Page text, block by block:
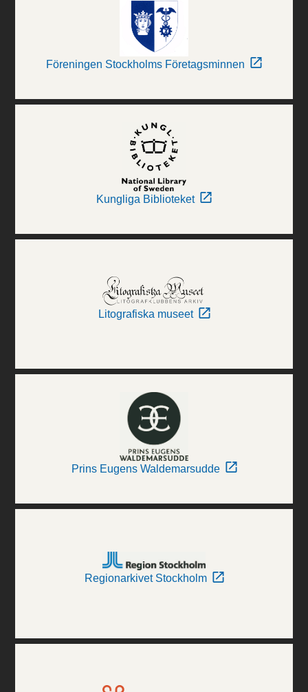
Föreningen Stockholms Företagsminnen
Kungliga Biblioteket
Litografiska museet
Prins Eugens Waldemarsudde
Regionarkivet Stockholm